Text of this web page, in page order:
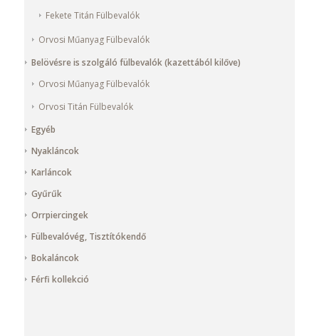
Fekete Titán Fülbevalók
Orvosi Műanyag Fülbevalók
Belövésre is szolgáló fülbevalók (kazettából kilőve)
Orvosi Műanyag Fülbevalók
Orvosi Titán Fülbevalók
Egyéb
Nyakláncok
Karláncok
Gyűrűk
Orrpiercingek
Fülbevalóvég, Tisztítókendő
Bokaláncok
Férfi kollekció